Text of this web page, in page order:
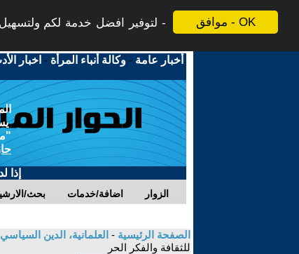
موافق - OK
لتوفير افضل خدمة لكم
أخبار عامة -وكالة أنباء المرأة - اخبار
إذا
بحث/ اضافة/خدمات الزوار
الصفحة الرئيسية - العلمانية، الدين
للثقافة والفكر الحر